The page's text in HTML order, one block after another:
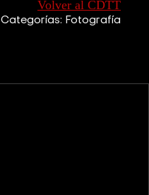
Volver al CDTT
Categorías: Fotografía